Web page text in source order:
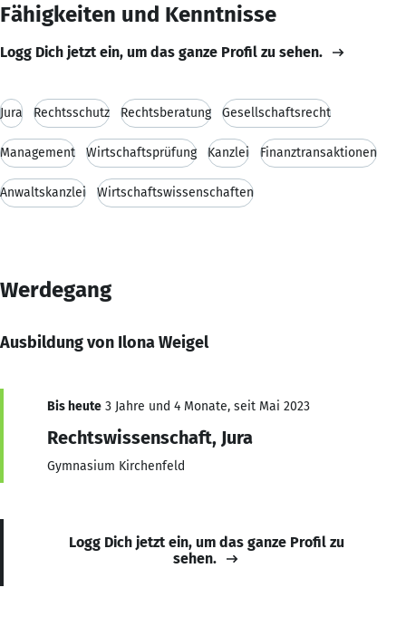
Fähigkeiten und Kenntnisse
Logg Dich jetzt ein, um das ganze Profil zu sehen.
Jura Rechtsschutz Rechtsberatung Gesellschaftsrecht
Management Wirtschaftsprüfung Kanzlei Finanztransaktionen
Anwaltskanzlei Wirtschaftswissenschaften
Werdegang
Ausbildung von Ilona Weigel
Bis heute 3 Jahre und 4 Monate, seit Mai 2023
Rechtswissenschaft, Jura
Gymnasium Kirchenfeld
Logg Dich jetzt ein, um das ganze Profil zu
sehen.